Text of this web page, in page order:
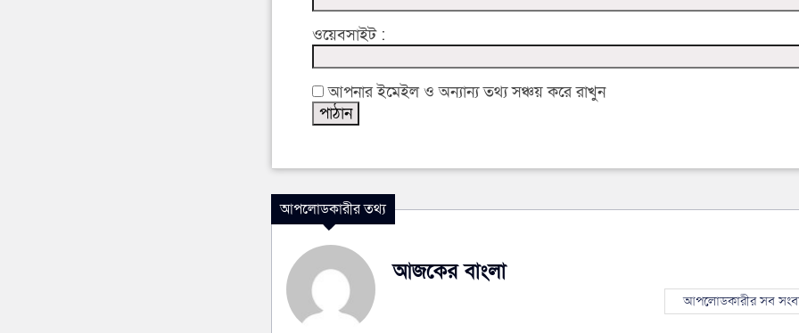
ওয়েবসাইট :
আপনার ইমেইল ও অন্যান্য তথ্য সঞ্চয় করে রাখুন
আপলোডকারীর তথ্য
আজকের বাংলা
আপলোডকারীর সব